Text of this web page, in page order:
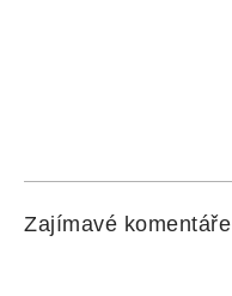
Zajímavé komentáře